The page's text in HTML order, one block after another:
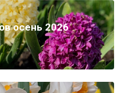
осень 2026